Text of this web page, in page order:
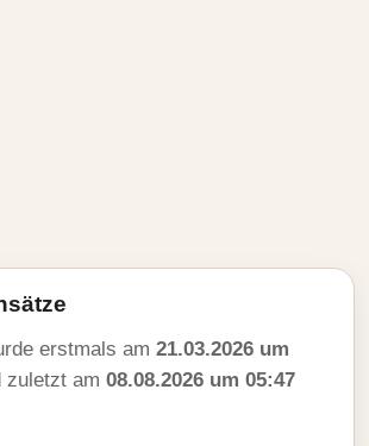
erstmals am 21.03.2026 um
zuletzt am 08.08.2026 um 05:47